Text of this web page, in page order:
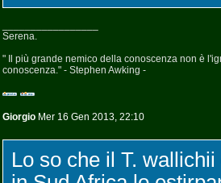
Serena.
" Il più grande nemico della conoscenza non è
conoscenza." - Stephen Awking -
Giorgio Mer 16 Gen 2013, 22:10
Lo so che il T.